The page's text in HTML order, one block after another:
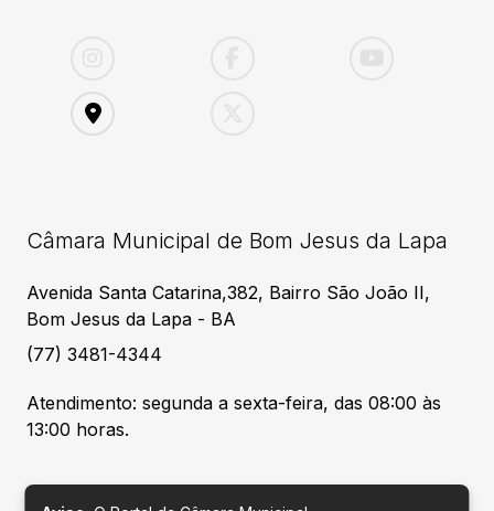
Câmara Municipal de Bom Jesus da Lapa
Avenida Santa Catarina,382, Bairro São João II,
Bom Jesus da Lapa - BA
(77) 3481-4344
Atendimento: segunda a sexta-feira, das 08:00 às
13:00 horas.